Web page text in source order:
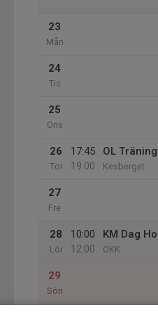
23
Mån
24
Tis
25
Ons
26
Tor
17:45
19:00
OL
Kesberget
27
Fre
28
Lör
10:00
12:00
KM Dag
OKK
29
Sön